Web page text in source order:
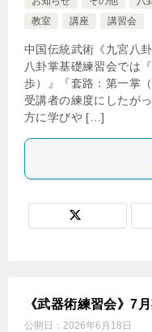
教室
講座 講習会
中国伝統武術《九宮八
八卦掌基礎練習会では
歩）』『套路：第一掌
受講者の練度にしたが
方に学びや […]
《武器術練習会》7
公開日： 2026年6月18日